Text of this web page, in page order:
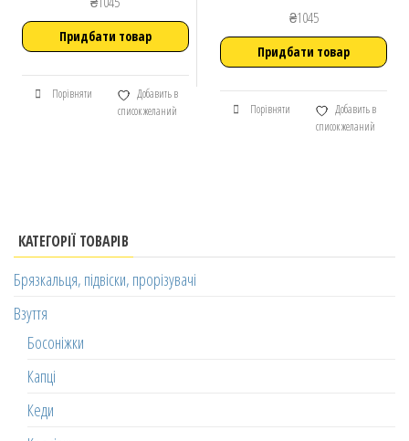
Придбати товар
Порівняти
Добавить в
список желаний
₴1045
Придбати товар
Порівняти
Добавить в
список желаний
КАТЕГОРІЇ ТОВАРІВ
Брязкальця, підвіски, прорізувачі
Взуття
Босоніжки
Капці
Кеди